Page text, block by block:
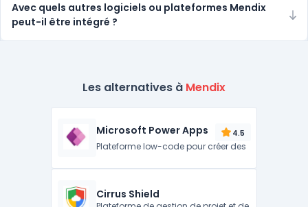
Avec quels autres logiciels ou plateformes Mendix
peut-il être intégré ?
Les alternatives à Mendix
Microsoft Power Apps 4.5
Plateforme low-code pour créer des
Cirrus Shield